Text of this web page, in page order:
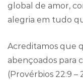
global de amor,
alegria em tudo
Acreditamos que
abençoados para
(Provérbios 22:9 –